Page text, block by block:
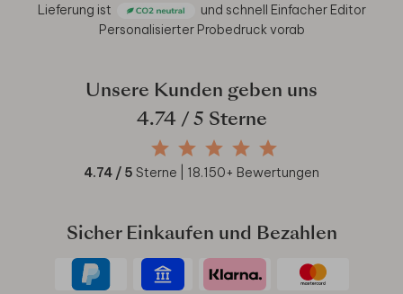
Lieferung ist und schnell Einfacher Editor
Personalisierter Probedruck vorab
Unsere Kunden geben uns
4.74/ 5 Sterne
4.74 / 5 Sterne | 18.150+ Bewertungen
Sicher Einkaufen und Bezahlen